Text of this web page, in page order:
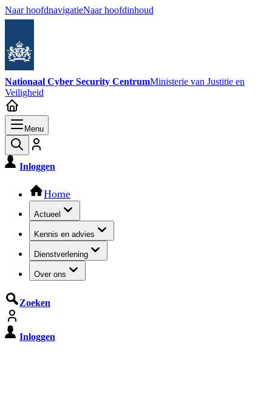
Naar hoofdnavigatieNaar hoofdinhoud
Nationaal Cyber Security CentrumMinisterie van Justitie en
Veiligheid
Menu
Inloggen
Hoofdnavigatie
Home
Actueel
Kennis en advies
Dienstverlening
Over ons
Zoeken
Inloggen